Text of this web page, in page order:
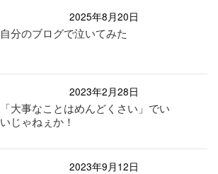
2025年8月20日
自分のブログで泣いてみた
2023年2月28日
「大事なことはめんどくさい」でい
いじゃねぇか！
2023年9月12日